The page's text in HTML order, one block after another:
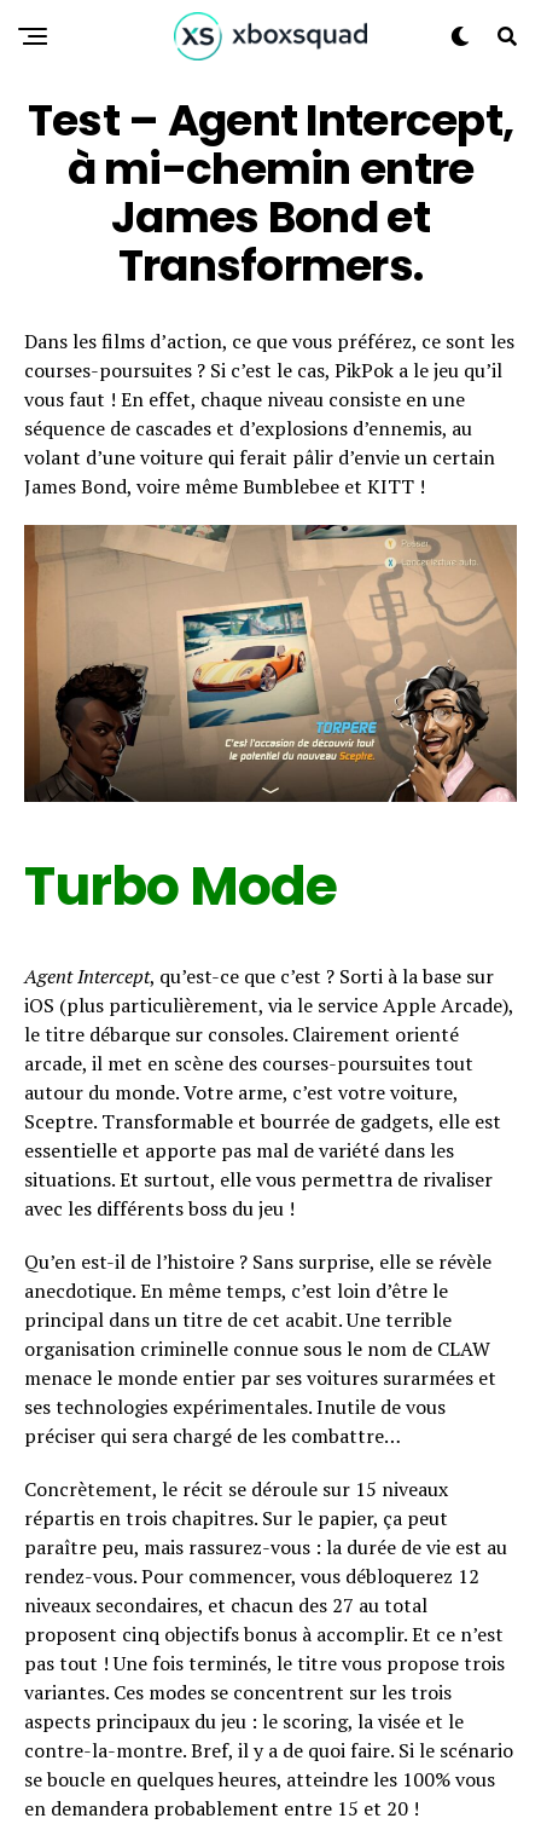
Test – Agent Intercept,
à mi-chemin entre
James Bond et
Transformers.
Dans les films d’action, ce que vous préférez, ce sont les
courses-poursuites ? Si c’est le cas, PikPok a le jeu qu’il
vous faut ! En effet, chaque niveau consiste en une
séquence de cascades et d’explosions d’ennemis, au
volant d’une voiture qui ferait pâlir d’envie un certain
James Bond, voire même Bumblebee et KITT !
Turbo Mode
Agent Intercept, qu’est-ce que c’est ? Sorti à la base sur
iOS (plus particulièrement, via le service Apple Arcade),
le titre débarque sur consoles. Clairement orienté
arcade, il met en scène des courses-poursuites tout
autour du monde. Votre arme, c’est votre voiture,
Sceptre. Transformable et bourrée de gadgets, elle est
essentielle et apporte pas mal de variété dans les
situations. Et surtout, elle vous permettra de rivaliser
avec les différents boss du jeu !
Qu’en est-il de l’histoire ? Sans surprise, elle se révèle
anecdotique. En même temps, c’est loin d’être le
principal dans un titre de cet acabit. Une terrible
organisation criminelle connue sous le nom de CLAW
menace le monde entier par ses voitures surarmées et
ses technologies expérimentales. Inutile de vous
préciser qui sera chargé de les combattre…
Concrètement, le récit se déroule sur 15 niveaux
répartis en trois chapitres. Sur le papier, ça peut
paraître peu, mais rassurez-vous : la durée de vie est au
rendez-vous. Pour commencer, vous débloquerez 12
niveaux secondaires, et chacun des 27 au total
proposent cinq objectifs bonus à accomplir. Et ce n’est
pas tout ! Une fois terminés, le titre vous propose trois
variantes. Ces modes se concentrent sur les trois
aspects principaux du jeu : le scoring, la visée et le
contre-la-montre. Bref, il y a de quoi faire. Si le scénario
se boucle en quelques heures, atteindre les 100% vous
en demandera probablement entre 15 et 20 !